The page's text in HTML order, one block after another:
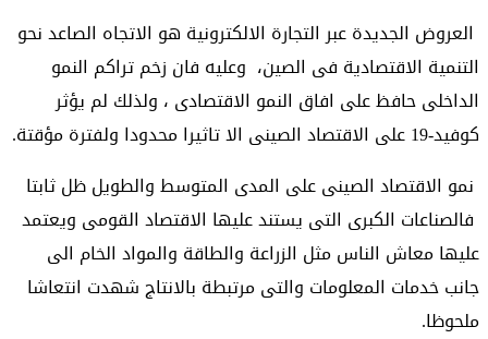
العروض الجديدة عبر التجارة الالكترونية هو الاتجاه الصاعد نحو
التنمية الاقتصادية فى الصين، وعليه فان زخم تراكم النمو
الداخلى حافظ على افاق النمو الاقتصادى ، ولذلك لم يؤثر
كوفيد-19 على الاقتصاد الصينى الا تاثيرا محدودا ولفترة مؤقتة.
نمو الاقتصاد الصينى على المدى المتوسط والطويل ظل ثابتا
فالصناعات الكبرى التى يستند عليها الاقتصاد القومى ويعتمد
عليها معاش الناس مثل الزراعة والطاقة والمواد الخام الى
جانب خدمات المعلومات والتى مرتبطة بالانتاج شهدت انتعاشا
ملحوظا.